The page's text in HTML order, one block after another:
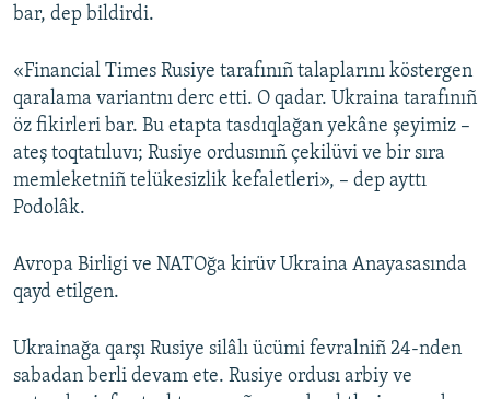
bar, dep bildirdi.
«Financial Times Rusiye tarafınıñ talaplarını köstergen
qaralama variantnı derc etti. O qadar. Ukraina tarafınıñ
öz fikirleri bar. Bu etapta tasdıqlağan yekâne şeyimiz –
ateş toqtatıluvı; Rusiye ordusınıñ çekilüvi ve bir sıra
memleketniñ telükesizlik kefaletleri», – dep ayttı
Podolâk.
Avropa Birligi ve NATOğa kirüv Ukraina Anayasasında
qayd etilgen.
Ukrainağa qarşı Rusiye silâlı ücümi fevralniñ 24-nden
sabadan berli devam ete. Rusiye ordusı arbiy ve